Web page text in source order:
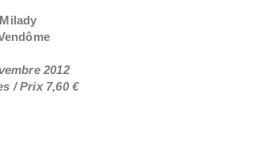
2012
/ Prix 7,60 €